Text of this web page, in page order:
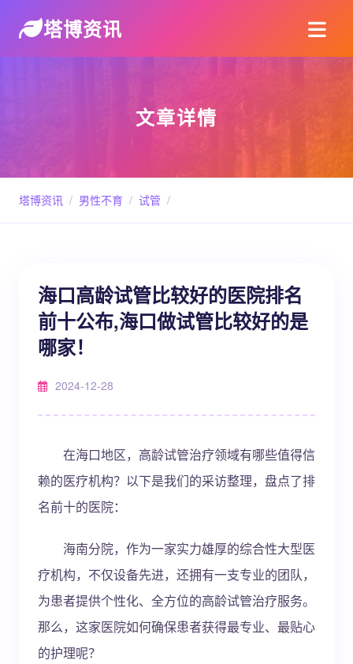
塔博资讯
文章详情
塔博资讯 / 男性不育 / 试管 /
海口高龄试管比较好的医院排名
前十公布,海口做试管比较好的是
哪家！
2024-12-28
在海口地区，高龄试管治疗领域有哪些值得信
赖的医疗机构？以下是我们的采访整理，盘点了排
名前十的医院：
海南分院，作为一家实力雄厚的综合性大型医
疗机构，不仅设备先进，还拥有一支专业的团队，
为患者提供个性化、全方位的高龄试管治疗服务。
那么，这家医院如何确保患者获得最专业、最贴心
的护理呢？